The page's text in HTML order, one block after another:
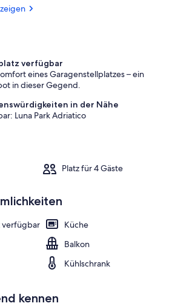
Außenbereich
verfügbar
eines Garagenstellplatzes – ein
in dieser Gegend.
in der Nähe
Luna Park Adriatico
Platz für 4 Gäste
verfügbar
Küche
Balkon
Kühlschrank
kennen